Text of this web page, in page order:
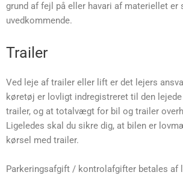
grund af fejl på eller havari af materiellet er
uvedkommende.
Trailer
Ved leje af trailer eller lift er det lejers
køretøj er lovligt indregistreret til den lejede
trailer, og at totalvægt for bil og trailer
Ligeledes skal du sikre dig, at bilen er
kørsel med trailer.
Parkeringsafgift / kontrolafgifter betales af